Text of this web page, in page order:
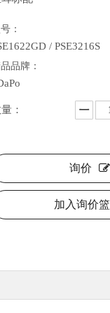
：
/ PSE3216S
品牌：
：
询价
加入询价篮